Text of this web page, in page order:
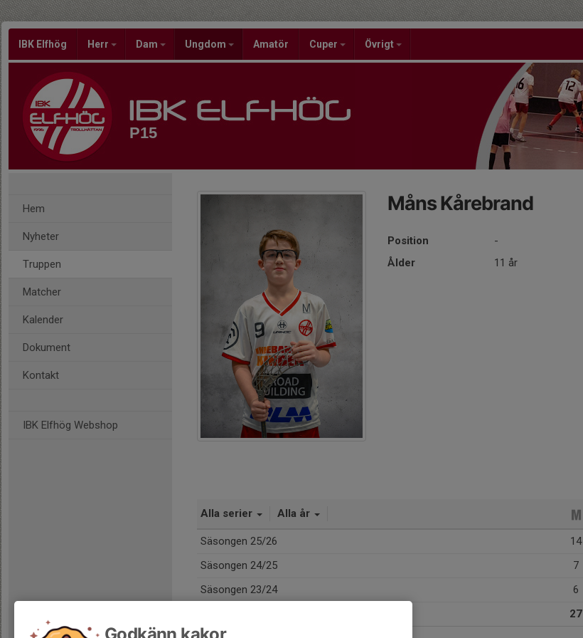
IBK Elfhög Herr Dam Ungdom Amatör Cuper Övrigt
P15
Hem
Nyheter
Truppen
Matcher
Kalender
Dokument
Kontakt
IBK Elfhög Webshop
Måns Kårebrand
Position
-
Ålder
11 år
Alla serier Alla år
Säsongen 25/26 14
Säsongen 24/25
7
Säsongen 23/24
6
27